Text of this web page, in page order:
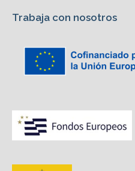
Trabaja con nosotros